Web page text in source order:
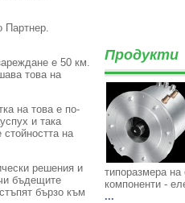
Партнер.
е 50 км.
това на
на това е по-
и така
на
решения и
бъдещите
бързо към
Продукти
типоразмера
компоненти -
...